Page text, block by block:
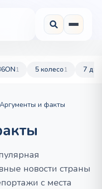
1 5 колесо1 7 дач
Аргументы и факты
новости страны
с места